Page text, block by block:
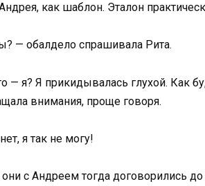
как шаблон. Эталон
— обалдело спрашивала Рита.
— я? Я прикидывалась глухой. Как
внимания, проще говоря.
я так не могу!
они с Андреем тогда договорились